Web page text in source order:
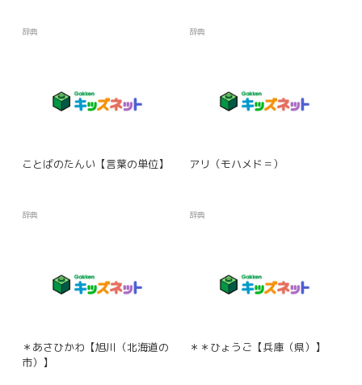
辞典 辞典
ことばのたんい【言葉の単位】
辞典
アリ（モハメド＝）
辞典
＊あさひかわ【旭川（北海道の
市）】
＊＊ひょうご【兵庫（県）】